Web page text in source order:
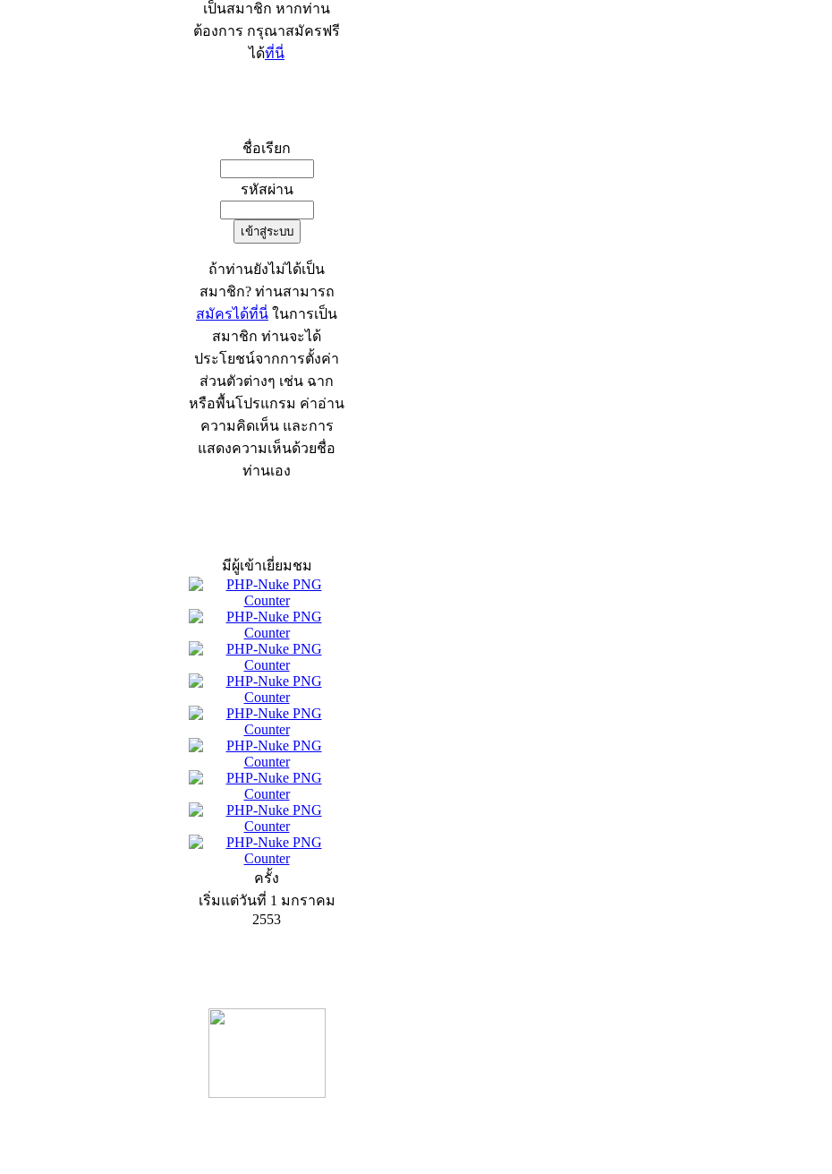
เป็นสมาชิก หากท่าน
ต้องการ กรุณาสมัครฟรี
ได้ที่นี่
ชื่อเรียก
รหัสผ่าน
ถ้าท่านยังไม่ได้เป็น
สมาชิก? ท่านสามารถ
สมัครได้ที่นี่ ในการเป็น
สมาชิก ท่านจะได้
ประโยชน์จากการตั้งค่า
ส่วนตัวต่างๆ เช่น ฉาก
หรือพื้นโปรแกรม ค่าอ่าน
ความคิดเห็น และการ
แสดงความเห็นด้วยชื่อ
ท่านเอง
มีผู้เข้าเยี่ยมชม
ครั้ง
เริ่มแต่วันที่ 1 มกราคม
2553